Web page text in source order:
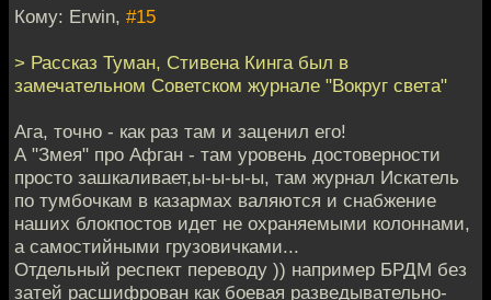
Кому: Erwin, #15
> Рассказ Туман, Стивена Кинга был в
замечательном Советском журнале "Вокруг света"
Ага, точно - как раз там и заценил его!
А "Змея" про Афган - там уровень достоверности
просто зашкаливает,ы-ы-ы-ы, там журнал Искатель
по тумбочкам в казармах валяются и снабжение
наших блокпостов идет не охраняемыми колоннами,
а самостийными грузовичками...
Отдельный респект переводу )) например БРДМ без
затей расшифрован как боевая разведывательно-